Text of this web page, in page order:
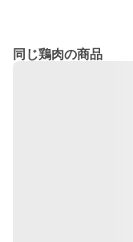
同じ鶏肉の商品